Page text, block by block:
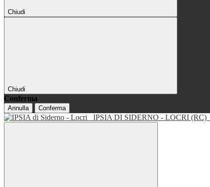
Chiudi
Chiudi
Conferma
Annulla Conferma
IPSIA DI SIDERNO - LOCRI (RC)